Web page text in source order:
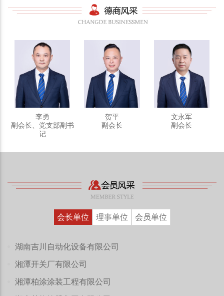
李勇
副会长、党支部副书
记
贺平
副会长
文永军
副会长
会长单位 理事单位 会员单位
湖南吉川自动化设备有限公司
湘潭开关厂有限公司
湘潭柏涂涂装工程有限公司